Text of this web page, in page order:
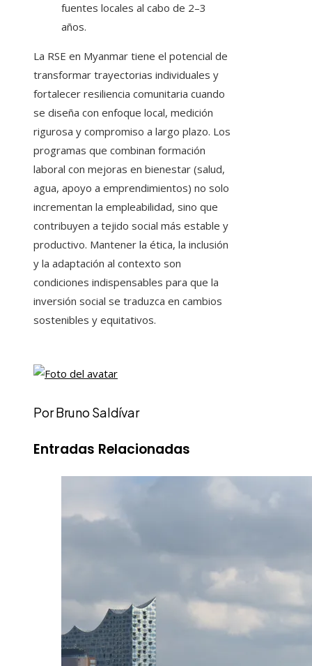
fuentes locales al cabo de 2–3
años.
La RSE en Myanmar tiene el potencial de
transformar trayectorias individuales y
fortalecer resiliencia comunitaria cuando
se diseña con enfoque local, medición
rigurosa y compromiso a largo plazo. Los
programas que combinan formación
laboral con mejoras en bienestar (salud,
agua, apoyo a emprendimientos) no solo
incrementan la empleabilidad, sino que
contribuyen a tejido social más estable y
productivo. Mantener la ética, la inclusión
y la adaptación al contexto son
condiciones indispensables para que la
inversión social se traduzca en cambios
sostenibles y equitativos.
Por Bruno Saldívar
Entradas Relacionadas